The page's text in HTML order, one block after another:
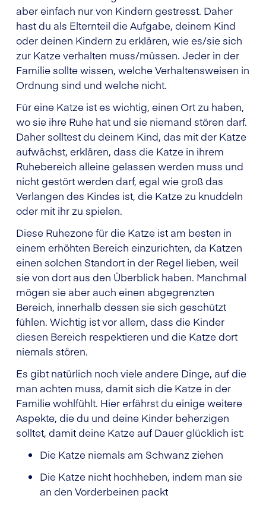
aber einfach nur von Kindern gestresst. Daher
hast du als Elternteil die Aufgabe, deinem Kind
oder deinen Kindern zu erklären, wie es/sie sich
zur Katze verhalten muss/müssen. Jeder in der
Familie sollte wissen, welche Verhaltensweisen in
Ordnung sind und welche nicht.
Für eine Katze ist es wichtig, einen Ort zu haben,
wo sie ihre Ruhe hat und sie niemand stören darf.
Daher solltest du deinem Kind, das mit der Katze
aufwächst, erklären, dass die Katze in ihrem
Ruhebereich alleine gelassen werden muss und
nicht gestört werden darf, egal wie groß das
Verlangen des Kindes ist, die Katze zu knuddeln
oder mit ihr zu spielen.
Diese Ruhezone für die Katze ist am besten in
einem erhöhten Bereich einzurichten, da Katzen
einen solchen Standort in der Regel lieben, weil
sie von dort aus den Überblick haben. Manchmal
mögen sie aber auch einen abgegrenzten
Bereich, innerhalb dessen sie sich geschützt
fühlen. Wichtig ist vor allem, dass die Kinder
diesen Bereich respektieren und die Katze dort
niemals stören.
Es gibt natürlich noch viele andere Dinge, auf die
man achten muss, damit sich die Katze in der
Familie wohlfühlt. Hier erfährst du einige weitere
Aspekte, die du und deine Kinder beherzigen
solltet, damit deine Katze auf Dauer glücklich ist:
Die Katze niemals am Schwanz ziehen
Die Katze nicht hochheben, indem man sie
an den Vorderbeinen packt